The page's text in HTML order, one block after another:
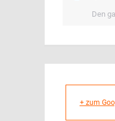
Den
+ zum